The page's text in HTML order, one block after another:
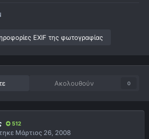
EXIF της φωτογραφίας
Ακολουθούν 0
512
Μάρτιος 26, 2008